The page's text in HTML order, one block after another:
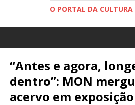
O PORTAL DA CULTURA
“Antes e agora,
dentro”: MON
acervo em